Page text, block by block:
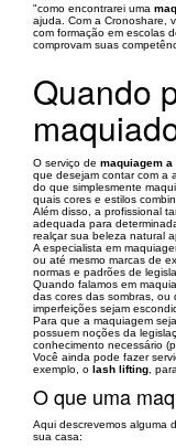
"como encontrarei uma
ajuda. Com a Cronoshare,
com formação em escolas
comprovam suas
Quando
O serviço de maquiagem
que desejam contar com a
do que simplesmente
quais cores e estilos
Além disso, a profissional
adequada para
realçar sua beleza natural
A especialista em
ou até mesmo marcas de
normas e padrões de
Quando falamos em
das cores das sombras,
imperfeições sejam
Para que a maquiagem
possuem noções da
conhecimento necessário
Você ainda pode fazer
exemplo, o lash lifting ,
O que uma
Aqui descrevemos alguma
sua casa: